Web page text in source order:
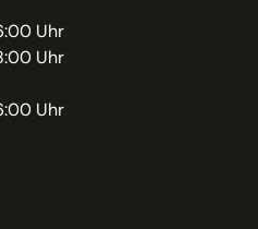
Uhr
Uhr
Uhr